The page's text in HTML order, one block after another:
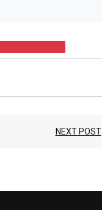
NEXT POST